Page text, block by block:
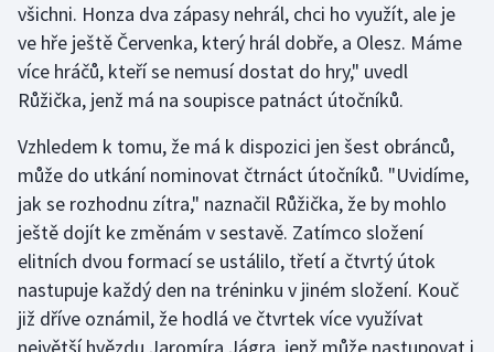
Vodní slalom
Volejbal
Ostatní
všichni. Honza dva zápasy nehrál, chci ho využít, ale je
ve hře ještě Červenka, který hrál dobře, a Olesz. Máme
více hráčů, kteří se nemusí dostat do hry," uvedl
Růžička, jenž má na soupisce patnáct útočníků.
Vzhledem k tomu, že má k dispozici jen šest obránců,
může do utkání nominovat čtrnáct útočníků. "Uvidíme,
jak se rozhodnu zítra," naznačil Růžička, že by mohlo
ještě dojít ke změnám v sestavě. Zatímco složení
elitních dvou formací se ustálilo, třetí a čtvrtý útok
nastupuje každý den na tréninku v jiném složení. Kouč
již dříve oznámil, že hodlá ve čtvrtek více využívat